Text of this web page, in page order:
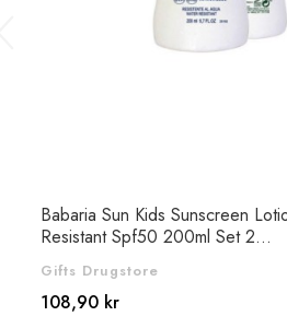
Babaria Sun Kids Sunscreen
Resistant Spf50 200ml Set 2...
Gifts Drugstore
108,90 kr